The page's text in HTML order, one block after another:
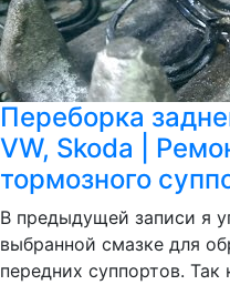
Переборка
VW, Skoda |
тормозного
В предыдущей записи я
выбранной смазке для
передних суппортов.